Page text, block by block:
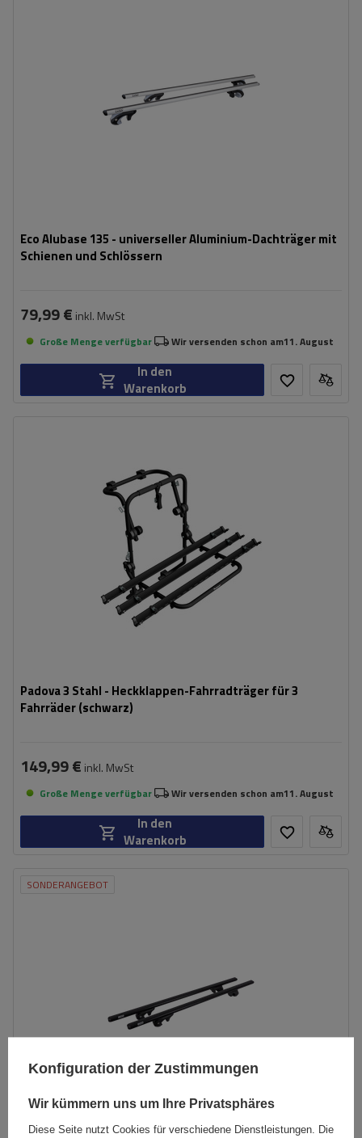
Eco Alubase 135 - universeller Aluminium-Dachträger mit
Schienen und Schlössern
79,99 € inkl. MwSt
Große Menge verfügbar Wir versenden schon am11. August
In den
Warenkorb
Padova 3 Stahl - Heckklappen-Fahrradträger für 3
Fahrräder (schwarz)
universelles Montagesystem
kompatibel mit allen Karosseriearten
149,99 € inkl. MwSt
Große Menge verfügbar Wir versenden schon am11. August
In den
Warenkorb
SONDERANGEBOT
Konfiguration der Zustimmungen
Wir kümmern uns um Ihre Privatsphäres
Diese Seite nutzt Cookies für verschiedene Dienstleistungen. Die